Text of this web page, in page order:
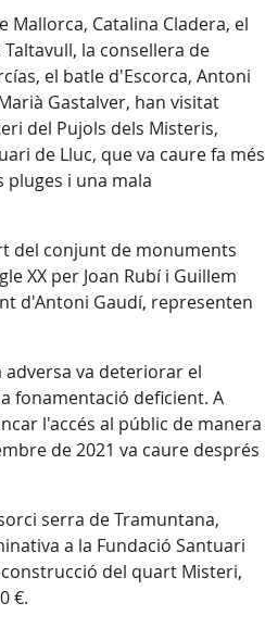
Mallorca, Catalina Cladera, el
la consellera de
el batle d'Escorca, Antoni
Gastalver, han visitat
del Pujols dels Misteris,
de Lluc, que va caure fa més
pluges i una mala
del conjunt de monuments
XX per Joan Rubí i Guillem
d'Antoni Gaudí, representen
adversa va deteriorar el
fonamentació deficient. A
l'accés al públic de manera
de 2021 va caure després
serra de Tramuntana,
a la Fundació Santuari
del quart Misteri,
€.